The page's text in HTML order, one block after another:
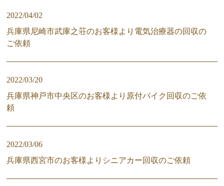
2022/04/02
兵庫県尼崎市武庫之荘のお客様より電気治療器の回収の
ご依頼
2022/03/20
兵庫県神戸市中央区のお客様より原付バイク回収のご依
頼
2022/03/06
兵庫県西宮市のお客様よりシニアカー回収のご依頼